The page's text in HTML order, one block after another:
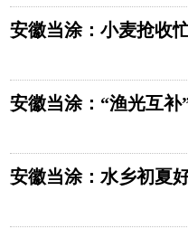
安徽当涂：小麦抢收
安徽当涂：“渔光互补
安徽当涂：水乡初夏